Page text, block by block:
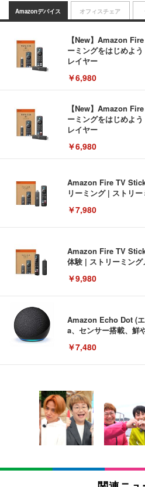
Amazonデバイス
【New】Amazon
ーミングをはじめよ
レイヤー
￥6,980
【New】Amazon
ーミングをはじめよ
レイヤー
￥6,980
Amazon Fire TV
リーミング | ストリ
￥7,980
Amazon Fire TV
体験 | ストリーミン
￥9,980
Amazon Echo Dot (
a、センサー搭載、鮮
￥7,480
オフィスチェア
[EdoErgo] オフィスチ
い 跳ね上げ式アーム
キング pc 事務椅子
ン樹脂ベース 通気性
(黒網+黒枠+黒足)
￥5,699
SIHOO B100 オフィ
ュチェア 人間工学 疲
EIZO ビジネス向けプ
EV3240X-WT | 31.5型
イト
￥105,595
EIZO ビジネス向け
Amazonベーシック
回使い捨て 無香料 ホ
￥3,373
Amazonベーシック
x2袋(84枚) ホワイト(